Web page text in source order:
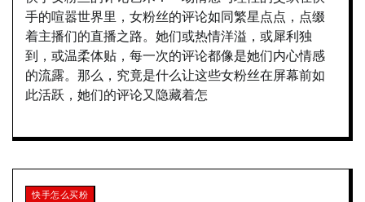
手的喧嚣世界里，女粉丝的评论如同繁星点点，点缀
着主播们的直播之路。她们或热情洋溢，或犀利独
到，或温柔体贴，每一次的评论都像是她们内心情感
的流露。那么，究竟是什么让这些女粉丝在屏幕前如
此活跃，她们的评论又隐藏着怎
快手怎么买粉